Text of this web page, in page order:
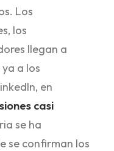
Los
los
llegan a
a los
en
casi
se ha
se confirman los